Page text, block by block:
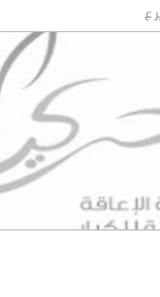
ع